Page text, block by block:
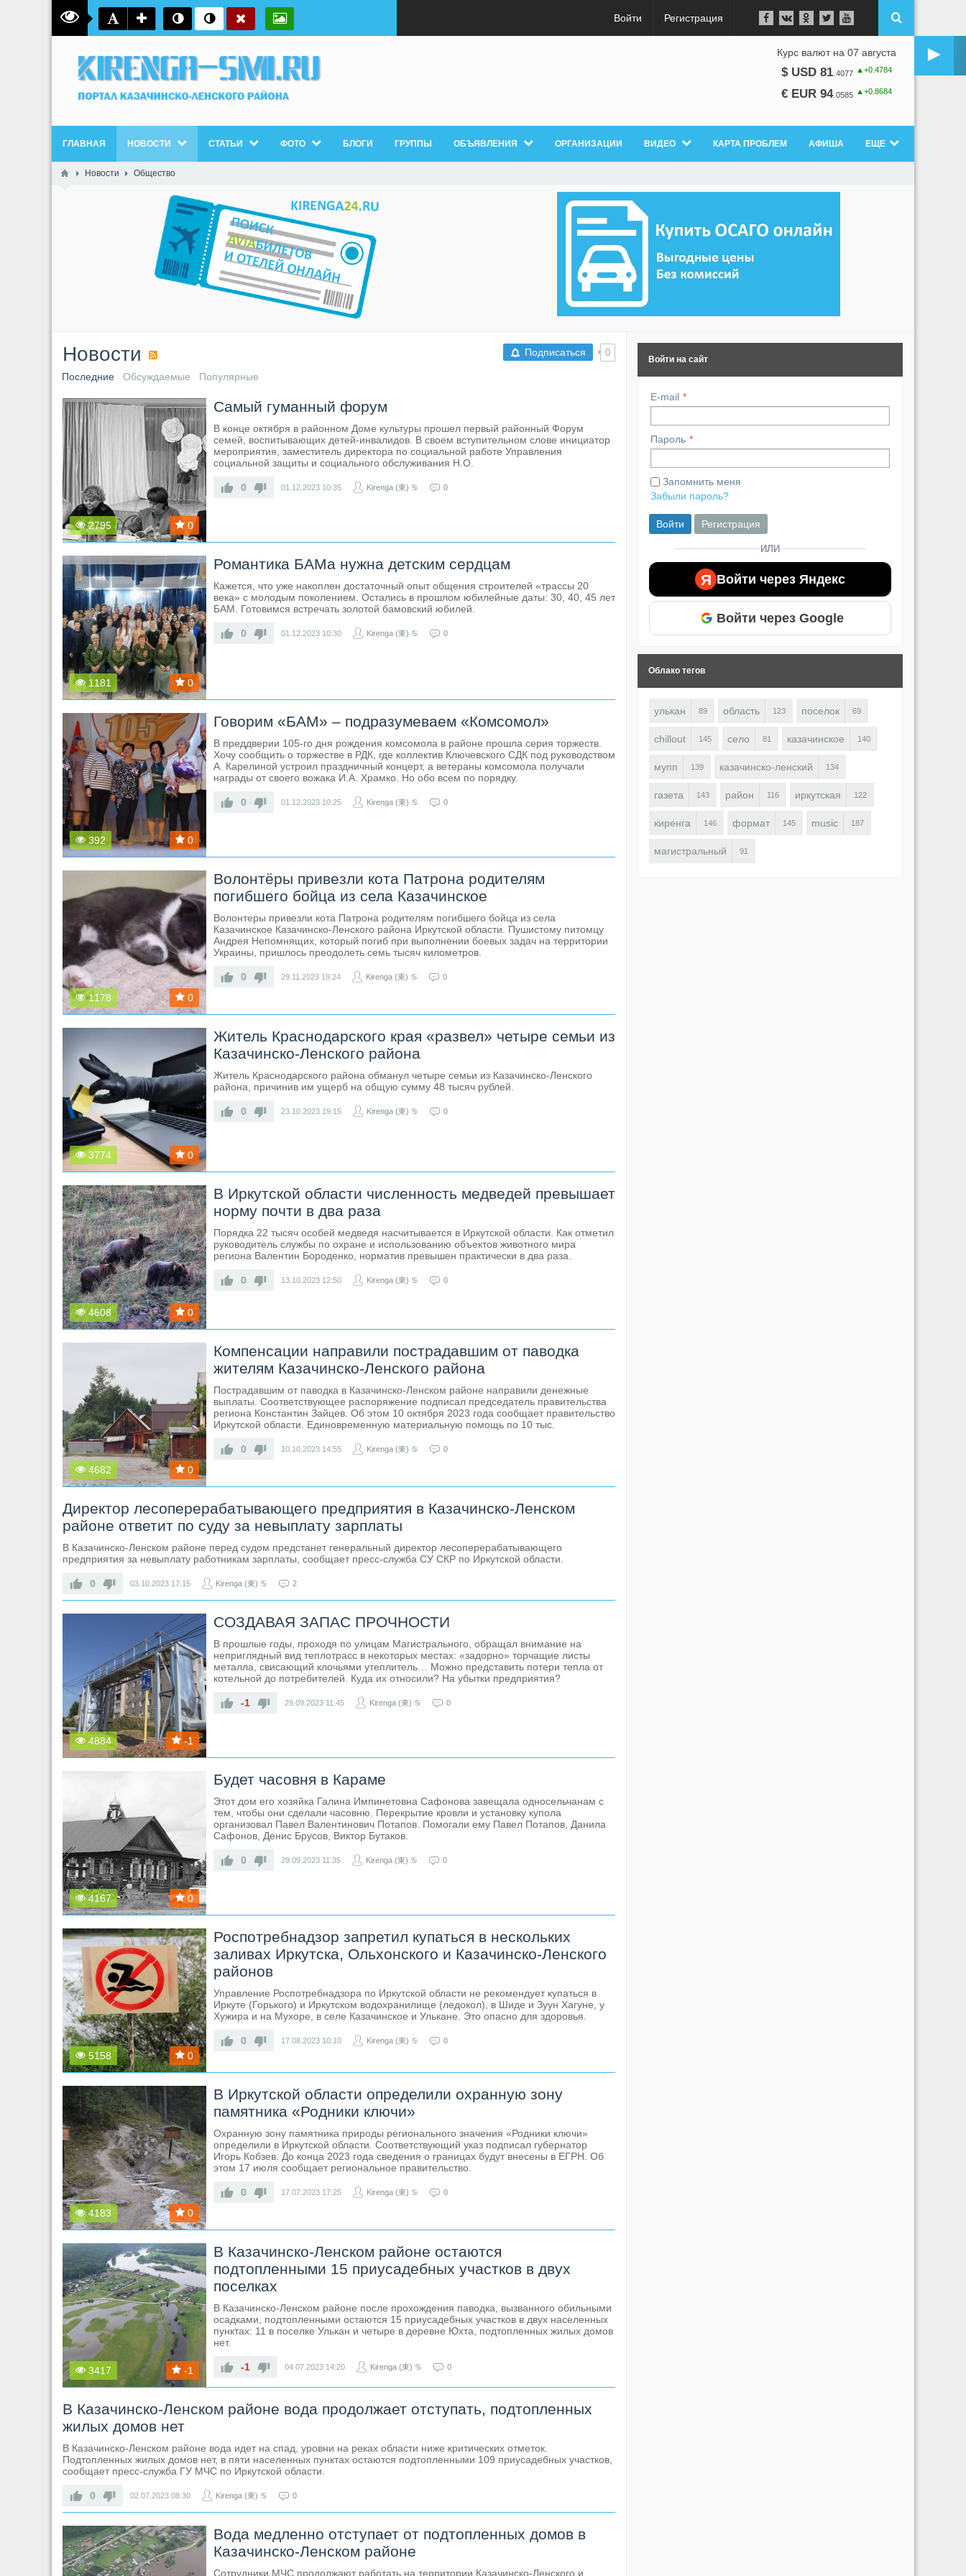
Войти Регистрация
►
Курс валют на 07 августа
$ USD 81 4077 ▲+0.4784
€ EUR 94. 0585 ▲+0.8684
ГЛАВНАЯ НОВОСТИ СТАТЬИ ФОТО БЛОГИ ГРУППЫ ОБЪЯВЛЕНИЯ ОРГАНИЗАЦИИ ВИДЕО КАРТА ПРОБЛЕМ АФИША ЕЩЕ
Новости Общество
Подписаться 0
Новости
Последние Обсуждаемые Популярные
2795 0
Самый гуманный форум
В конце октября в районном Доме культуры прошел первый районный Форум
семей, воспитывающих детей-инвалидов. В своем вступительном слове инициатор
мероприятия, заместитель директора по социальной работе Управления
социальной защиты и социального обслуживания Н.О.
0 01.12.2023 10:35 Kirenga (東) ♋ 0
1181 0
Романтика БАМа нужна детским сердцам
Кажется, что уже накоплен достаточный опыт общения строителей «трассы 20
века» с молодым поколением. Остались в прошлом юбилейные даты: 30, 40, 45 лет
БАМ. Готовимся встречать золотой бамовский юбилей.
0 01.12.2023 10:30 Kirenga (東) ♋ 0
392 0
Говорим «БАМ» – подразумеваем «Комсомол»
В преддверии 105-го дня рождения комсомола в районе прошла серия торжеств.
Хочу сообщить о торжестве в РДК, где коллектив Ключевского СДК под руководством
А. Карелиной устроил праздничный концерт, а ветераны комсомола получали
награды от своего вожака И.А. Храмко. Но обо всем по порядку.
0 01.12.2023 10:25 Kirenga (東) ♋ 0
1178 0
Волонтёры привезли кота Патрона родителям
погибшего бойца из села Казачинское
Волонтеры привезли кота Патрона родителям погибшего бойца из села
Казачинское Казачинско-Ленского района Иркутской области. Пушистому питомцу
Андрея Непомнящих, который погиб при выполнении боевых задач на территории
Украины, пришлось преодолеть семь тысяч километров.
0 29.11.2023 19:24 Kirenga (東) ♋ 0
3774 0
Житель Краснодарского края «развел» четыре семьи из
Казачинско-Ленского района
Житель Краснодарского района обманул четыре семьи из Казачинско-Ленского
района, причинив им ущерб на общую сумму 48 тысяч рублей.
0 23.10.2023 19:15 Kirenga (東) ♋ 0
4608 0
В Иркутской области численность медведей превышает
норму почти в два раза
Порядка 22 тысяч особей медведя насчитывается в Иркутской области. Как отметил
руководитель службы по охране и использованию объектов животного мира
региона Валентин Бороденко, норматив превышен практически в два раза.
0 13.10.2023 12:50 Kirenga (東) ♋ 0
4682 0
Компенсации направили пострадавшим от паводка
жителям Казачинско-Ленского района
Пострадавшим от паводка в Казачинско-Ленском районе направили денежные
выплаты. Соответствующее распоряжение подписал председатель правительства
региона Константин Зайцев. Об этом 10 октября 2023 года сообщает правительство
Иркутской области. Единовременную материальную помощь по 10 тыс.
0 10.10.2023 14:55 Kirenga (東) ♋ 0
Директор лесоперерабатывающего предприятия в Казачинско-Ленском
районе ответит по суду за невыплату зарплаты
В Казачинско-Ленском районе перед судом предстанет генеральный директор лесоперерабатывающего
предприятия за невыплату работникам зарплаты, сообщает пресс-служба СУ СКР по Иркутской области.
0 03.10.2023 17:15 Kirenga (東) ♋ 2
4884 -1
СОЗДАВАЯ ЗАПАС ПРОЧНОСТИ
В прошлые годы, проходя по улицам Магистрального, обращал внимание на
неприглядный вид теплотрасс в некоторых местах: «задорно» торчащие листы
металла, свисающий клочьями утеплитель… Можно представить потери тепла от
котельной до потребителей. Куда их относили? На убытки предприятия?
-1 29.09.2023 11:45 Kirenga (東) ♋ 0
4167 0
Будет часовня в Караме
Этот дом его хозяйка Галина Импинетовна Сафонова завещала односельчанам с
тем, чтобы они сделали часовню. Перекрытие кровли и установку купола
организовал Павел Валентинович Потапов. Помогали ему Павел Потапов, Данила
Сафонов, Денис Брусов, Виктор Бутаков.
0 29.09.2023 11:35 Kirenga (東) ♋ 0
5158 0
Роспотребнадзор запретил купаться в нескольких
заливах Иркутска, Ольхонского и Казачинско-Ленского
районов
Управление Роспотребнадзора по Иркутской области не рекомендует купаться в
Иркуте (Горького) и Иркутском водохранилище (ледокол), в Шиде и Зуун Хагуне, у
Хужира и на Мухоре, в селе Казачинское и Улькане. Это опасно для здоровья.
0 17.08.2023 10:10 Kirenga (東) ♋ 0
4183 0
В Иркутской области определили охранную зону
памятника «Родники ключи»
Охранную зону памятника природы регионального значения «Родники ключи»
определили в Иркутской области. Соответствующий указ подписал губернатор
Игорь Кобзев. До конца 2023 года сведения о границах будут внесены в ЕГРН. Об
этом 17 июля сообщает региональное правительство.
0 17.07.2023 17:25 Kirenga (東) ♋ 0
3417 -1
В Казачинско-Ленском районе остаются
подтопленными 15 приусадебных участков в двух
поселках
В Казачинско-Ленском районе после прохождения паводка, вызванного обильными
осадками, подтопленными остаются 15 приусадебных участков в двух населенных
пунктах: 11 в поселке Улькан и четыре в деревне Юхта, подтопленных жилых домов
нет.
-1 04.07.2023 14:20 Kirenga (東) ♋ 0
В Казачинско-Ленском районе вода продолжает отступать, подтопленных
жилых домов нет
В Казачинско-Ленском районе вода идет на спад, уровни на реках области ниже критических отметок.
Подтопленных жилых домов нет, в пяти населенных пунктах остаются подтопленными 109 приусадебных участков,
сообщает пресс-служба ГУ МЧС по Иркутской области.
0 02.07.2023 08:30 Kirenga (東) ♋ 0
Вода медленно отступает от подтопленных домов в
Казачинско-Ленском районе
Сотрудники МЧС продолжают работать на территории Казачинско-Ленского и
Войти на сайт
E-mail
Пароль
Запомнить меня
Забыли пароль?
Войти Регистрация
ИЛИ
Я Войти через Яндекс
Войти через Google
Облако тегов
улькан 89 область 123 поселок 69
chillout 145 село 81 казачинское 140
мупп 139 казачинско-ленский 134
газета 143 район 116 иркутская 122
киренга 146 формат 145 music 187
магистральный 91